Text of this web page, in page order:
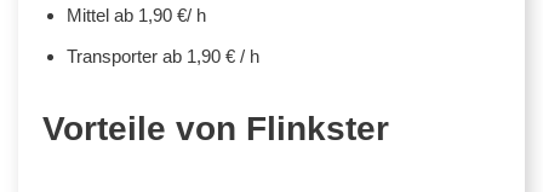
Mittel ab 1,90 €/ h
Transporter ab 1,90 € / h
Vorteile von Flinkster